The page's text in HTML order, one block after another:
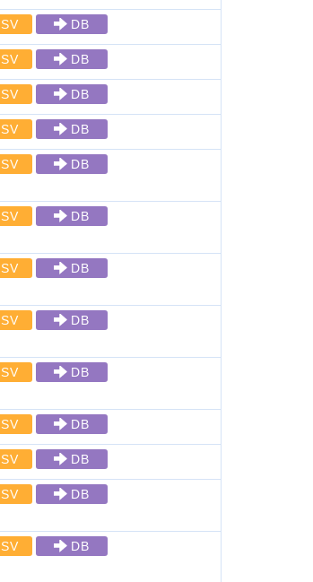
DB
DB
DB
DB
DB
DB
DB
DB
DB
DB
DB
DB
DB